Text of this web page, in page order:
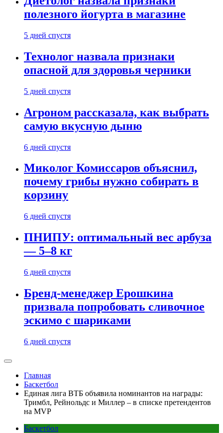
полезного йогурта в магазине
5 дней спустя
Технолог назвала признаки
опасной для здоровья черники
5 дней спустя
Агроном рассказала, как выбрать
самую вкусную дыню
6 дней спустя
Миколог Комиссаров объяснил,
почему грибы нужно собирать в
корзину
6 дней спустя
ПНИПУ: оптимальный вес арбуза
— 5–8 кг
6 дней спустя
Бренд-менеджер Ерошкина
призвала попробовать сливочное
эскимо с шариками
6 дней спустя
Главная
Баскетбол
Единая лига ВТБ объявила номинантов на награды:
Тримбл, Рейнольдс и Миллер – в списке претендентов
на MVP
Баскетбол